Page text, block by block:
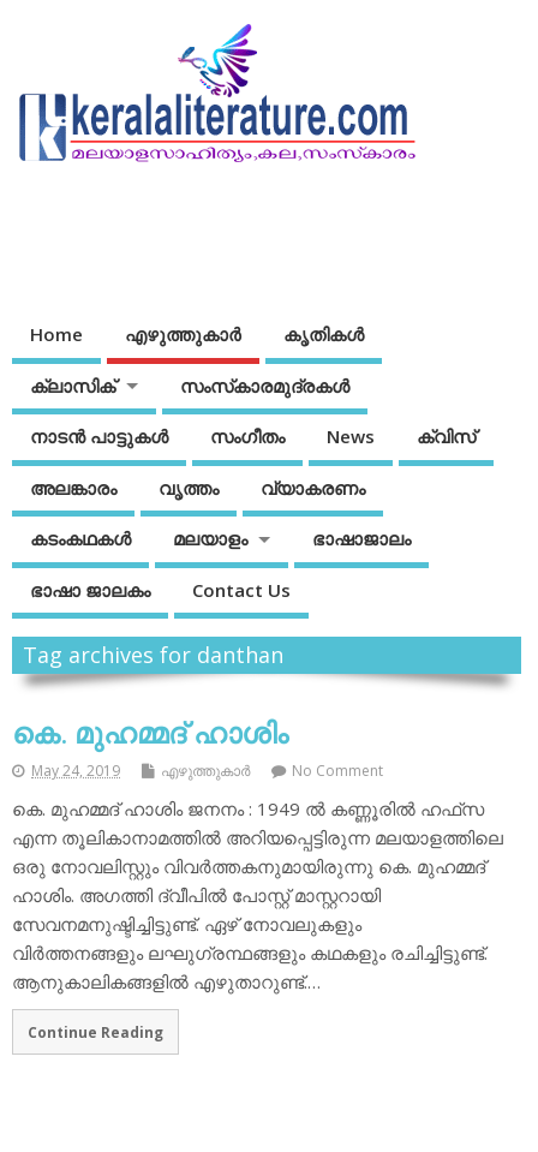
Home എഴുത്തുകാര്‍ കൃതികൾ
ക്ലാസിക് സംസ്‌കാരമുദ്രകള്‍
നാടന്‍ പാട്ടുകള്‍ സംഗീതം News ക്വിസ്
അലങ്കാരം വൃത്തം വ്യാകരണം
കടംകഥകള്‍ മലയാളം ഭാഷാജാലം
ഭാഷാ ജാലകം Contact Us
Tag archives for danthan
കെ. മുഹമ്മദ് ഹാശിം
May 24, 2019 എഴുത്തുകാര്‍ No Comment
കെ. മുഹമ്മദ് ഹാശിം ജനനം : 1949 ല്‍ കണ്ണൂരില്‍ ഹഫ്‌സ
എന്ന തൂലികാനാമത്തില്‍ അറിയപ്പെട്ടിരുന്ന മലയാളത്തിലെ
ഒരു നോവലിസ്റ്റും വിവര്‍ത്തകനുമായിരുന്നു കെ. മുഹമ്മദ്
ഹാശിം. അഗത്തി ദ്വീപില്‍ പോസ്റ്റ് മാസ്റ്ററായി
സേവനമനുഷ്ടിച്ചിട്ടുണ്ട്. ഏഴ് നോവലുകളും
വിര്‍ത്തനങ്ങളും ലഘുഗ്രന്ഥങ്ങളും കഥകളും രചിച്ചിട്ടുണ്ട്.
ആനുകാലികങ്ങളില്‍ എഴുതാറുണ്ട്.…
Continue Reading